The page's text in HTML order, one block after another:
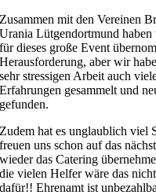
Zusammen mit den Vereinen
Urania Lütgendortmund
für dieses große Event
Herausforderung, aber wir
sehr stressigen Arbeit auch
Erfahrungen gesammelt und
gefunden.
Zudem hat es unglaublich viel
freuen uns schon auf das
wieder das Catering
die vielen Helfer wäre das
dafür!! Ehrenamt ist